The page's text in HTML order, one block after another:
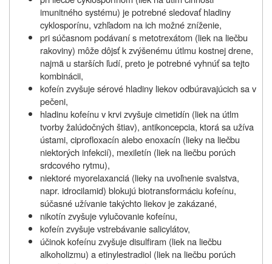
imunitného systému) je potrebné sledovať hladiny
cyklosporínu, vzhľadom na ich možné zníženie,
pri súčasnom podávaní s metotrexátom (liek na liečbu
rakoviny) môže dôjsť k zvýšenému útlmu kostnej drene,
najmä u starších ľudí, preto je potrebné vyhnúť sa tejto
kombinácii,
kofeín zvyšuje sérové hladiny liekov odbúravajúcich sa v
pečeni,
hladinu kofeínu v krvi zvyšuje cimetidín (liek na útlm
tvorby žalúdočných štiav), antikoncepcia, ktorá sa užíva
ústami, ciprofloxacín alebo enoxacín (lieky na liečbu
niektorých infekcií), mexiletín (liek na liečbu porúch
srdcového rytmu),
niektoré myorelaxanciá (lieky na uvoľnenie svalstva,
napr. idrocilamid) blokujú biotransformáciu kofeínu,
súčasné užívanie takýchto liekov je zakázané,
nikotín zvyšuje vylučovanie kofeínu,
kofeín zvyšuje vstrebávanie salicylátov,
účinok kofeínu zvyšuje disulfiram (liek na liečbu
alkoholizmu) a etinylestradiol (liek na liečbu porúch